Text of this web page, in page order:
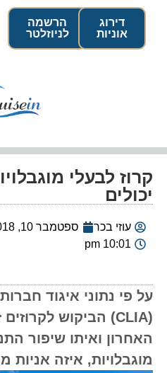
הרשמה
לניוזלטר
דירוג
אוניות
קרוז לבעלי
יכולים
עוזי בכר
ספטמבר 10, 2018
10:01 pm
על פי נתוני איגוד חברות
האחרון ואיתו שיפור
מוגבלויות, איזה אניות